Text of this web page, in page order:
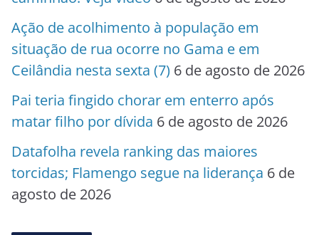
Ação de acolhimento à população em
situação de rua ocorre no Gama e em
Ceilândia nesta sexta (7) 6 de agosto de 2026
Pai teria fingido chorar em enterro após
matar filho por dívida 6 de agosto de 2026
Datafolha revela ranking das maiores
torcidas; Flamengo segue na liderança 6 de
agosto de 2026